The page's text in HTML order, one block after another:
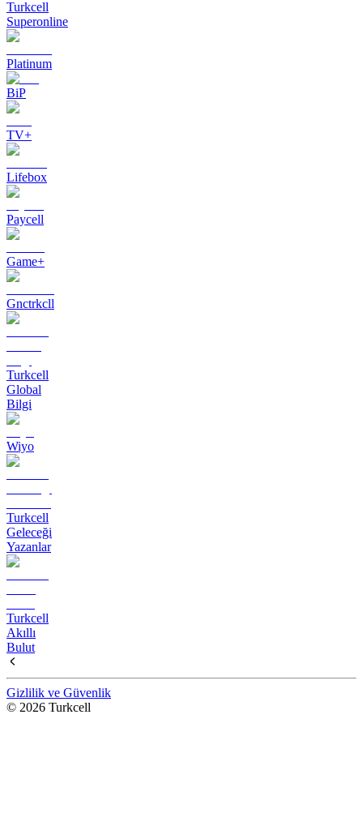
Turkcell
Superonline
Platinum
BiP
TV+
Lifebox
Paycell
Game+
Gnctrkcll
Turkcell
Global
Bilgi
Wiyo
Turkcell
Geleceği
Yazanlar
Turkcell
Akıllı
Bulut
Gizlilik ve Güvenlik
© 2026 Turkcell